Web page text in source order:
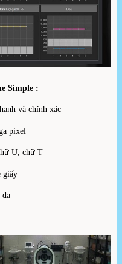
Simple :
và chính xác
pixel
U, chữ T
giấy
da